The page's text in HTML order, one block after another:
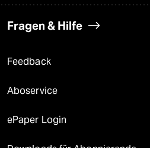
Fragen & Hilfe
Feedback
Aboservice
ePaper Login